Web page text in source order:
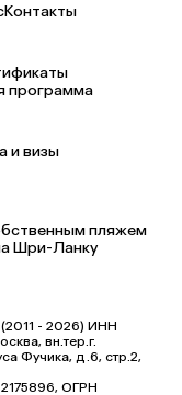
Контакты
программа
и визы
пляжем
Шри-Ланку
- 2026) ИНН
вн.тер.г.
Фучика, д.6, стр.2,
ОГРН